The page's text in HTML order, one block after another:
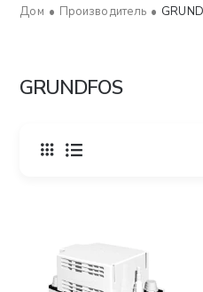
GRUNDFOS
Производитель